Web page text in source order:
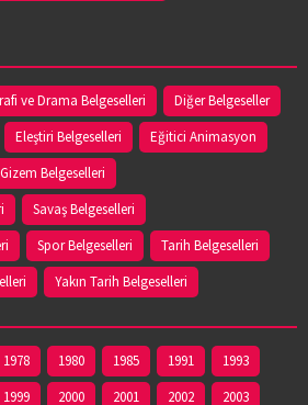
ve Drama Belgeselleri
Diğer Belgeseller
Eleştiri Belgeselleri
Eğitici Animasyon
Gizem Belgeselleri
Savaş Belgeselleri
Spor Belgeselleri
Tarih Belgeselleri
Yakın Tarih Belgeselleri
1978 1980 1985 1991
1993
1999 2000 2001 2002 2003